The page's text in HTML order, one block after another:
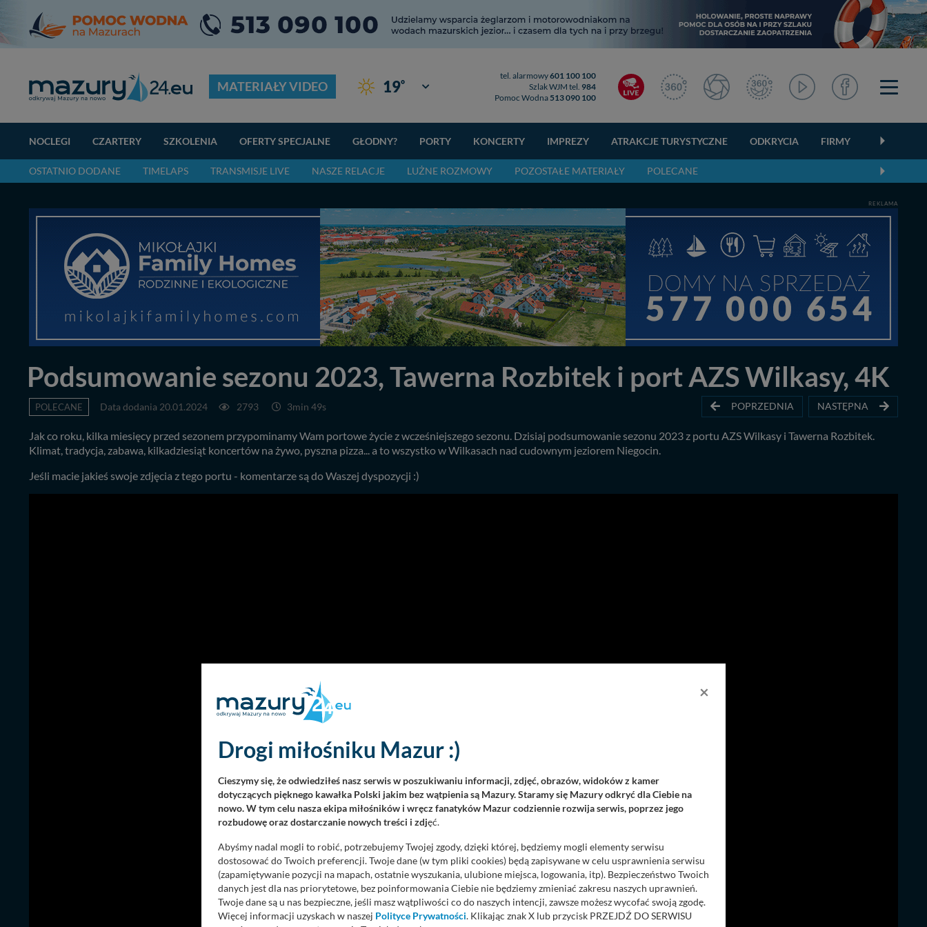
MATERIAŁY VIDEO 19° Giżycko
tel. alarmowy601 100 100
Szlak WJM tel. 984
Pomoc Wodna 513 090 100
NOCLEGI CZARTERY SZKOLENIA OFERTY SPECJALNE GŁODNY? PORTY KONCERTY IMPREZY ATRAKCJE TURYSTYCZNE ODKRYCIA FIRMY
OSTATNIO DODANE TIMELAPS TRANSMISJE LIVE NASZE RELACJE LUŻNE ROZMOWY POZOSTAŁE MATERIAŁY POLECANE
REKLAMA
Podsumowanie sezonu 2023, Tawerna Rozbitek i port AZS Wilkasy, 4K
POLECANE Data dodania 20.01.2024 2793 3min 49s POPRZEDNIA NASTĘPNA
Jak co roku, kilka miesięcy przed sezonem przypominamy Wam portowe życie z wcześniejszego sezonu. Dzisiaj podsumowanie sezonu 2023 z portu AZS Wilkasy i Tawerna Rozbitek.
Klimat, tradycja, zabawa, kilkadziesiąt koncertów na żywo, pyszna pizza... a to wszystko w Wilkasach nad cudownym jeziorem Niegocin.
Jeśli macie jakieś swoje zdjęcia z tego portu - komentarze są do Waszej dyspozycji :)
×
Drogi miłośniku Mazur :)
Cieszymy się, że odwiedziłeś nasz serwis w poszukiwaniu informacji, zdjęć, obrazów, widoków z kamer
dotyczących pięknego kawałka Polski jakim bez wątpienia są Mazury. Staramy się Mazury odkryć dla Ciebie na
nowo. W tym celu nasza ekipa miłośników i wręcz fanatyków Mazur codziennie rozwija serwis, poprzez jego
rozbudowę oraz dostarczanie nowych treści i zdjęć.
Abyśmy nadal mogli to robić, potrzebujemy Twojej zgody, dzięki której, będziemy mogli elementy serwisu
dostosować do Twoich preferencji. Twoje dane (w tym pliki cookies) będą zapisywane w celu usprawnienia serwisu
(zapamiętywanie pozycji na mapach, ostatnie wyszukania, ulubione miejsca, logowania, itp). Bezpieczeństwo Twoich
danych jest dla nas priorytetowe, bez poinformowania Ciebie nie będziemy zmieniać zakresu naszych uprawnień.
Twoje dane są u nas bezpieczne, jeśli masz wątpliwości co do naszych intencji, zawsze możesz wycofać swoją zgodę.
Więcej informacji uzyskach w naszej Polityce Prywatności. Klikając znak X lub przycisk PRZEJDŹ DO SERWISU